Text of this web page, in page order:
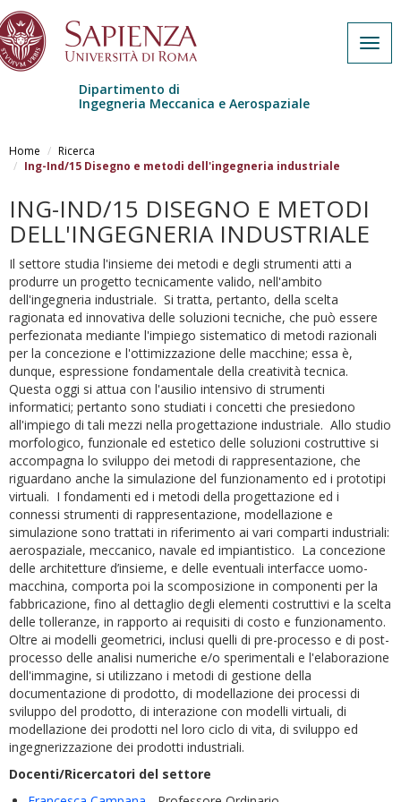
Dipartimento di
Ingegneria Meccanica e Aerospaziale
Home
Ricerca
Ing-Ind/15 Disegno e metodi dell'ingegneria industriale
ING-IND/15 DISEGNO E METODI
DELL'INGEGNERIA INDUSTRIALE
Il settore studia l'insieme dei metodi e degli strumenti atti a
produrre un progetto tecnicamente valido, nell'ambito
dell'ingegneria industriale. Si tratta, pertanto, della scelta
ragionata ed innovativa delle soluzioni tecniche, che può essere
perfezionata mediante l'impiego sistematico di metodi razionali
per la concezione e l'ottimizzazione delle macchine; essa è,
dunque, espressione fondamentale della creatività tecnica.
Questa oggi si attua con l'ausilio intensivo di strumenti
informatici; pertanto sono studiati i concetti che presiedono
all'impiego di tali mezzi nella progettazione industriale. Allo studio
morfologico, funzionale ed estetico delle soluzioni costruttive si
accompagna lo sviluppo dei metodi di rappresentazione, che
riguardano anche la simulazione del funzionamento ed i prototipi
virtuali. I fondamenti ed i metodi della progettazione ed i
connessi strumenti di rappresentazione, modellazione e
simulazione sono trattati in riferimento ai vari comparti industriali:
aerospaziale, meccanico, navale ed impiantistico. La concezione
delle architetture d’insieme, e delle eventuali interfacce uomo-
macchina, comporta poi la scomposizione in componenti per la
fabbricazione, fino al dettaglio degli elementi costruttivi e la scelta
delle tolleranze, in rapporto ai requisiti di costo e funzionamento.
Oltre ai modelli geometrici, inclusi quelli di pre-processo e di post-
processo delle analisi numeriche e/o sperimentali e l'elaborazione
dell'immagine, si utilizzano i metodi di gestione della
documentazione di prodotto, di modellazione dei processi di
sviluppo del prodotto, di interazione con modelli virtuali, di
modellazione dei prodotti nel loro ciclo di vita, di sviluppo ed
ingegnerizzazione dei prodotti industriali.
Docenti/Ricercatori del settore